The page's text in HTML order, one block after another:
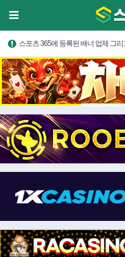
스포츠 365에 등록된 배너 업체 그